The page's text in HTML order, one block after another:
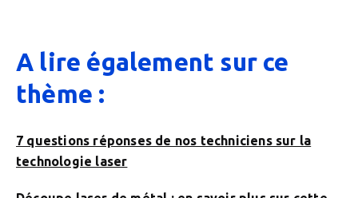
A lire également sur ce
thème :
7 questions réponses de nos techniciens sur la
technologie laser